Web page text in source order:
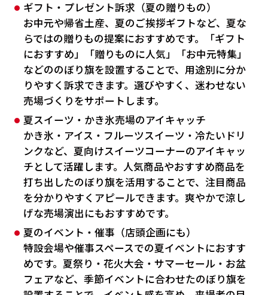
ギフト・プレゼント訴求（夏の贈りもの）
お中元や帰省土産、夏のご挨拶ギフトなど、夏な
らではの贈りもの提案におすすめです。「ギフト
におすすめ」「贈りものに人気」「お中元特集」
などののぼり旗を設置することで、用途別に分か
りやすく訴求できます。選びやすく、迷わせない
売場づくりをサポートします。
夏スイーツ・かき氷売場のアイキャッチ
かき氷・アイス・フルーツスイーツ・冷たいドリ
ンクなど、夏向けスイーツコーナーのアイキャッ
チとして活躍します。人気商品やおすすめ商品を
打ち出したのぼり旗を活用することで、注目商品
を分かりやすくアピールできます。爽やかで涼し
げな売場演出にもおすすめです。
夏のイベント・催事（店頭企画にも）
特設会場や催事スペースでの夏イベントにおすす
めです。夏祭り・花火大会・サマーセール・お盆
フェアなど、季節イベントに合わせたのぼり旗を